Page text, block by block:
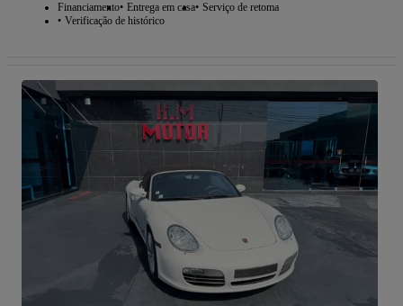
Financiamento Entrega em casa Serviço de retoma
Verificação de histórico